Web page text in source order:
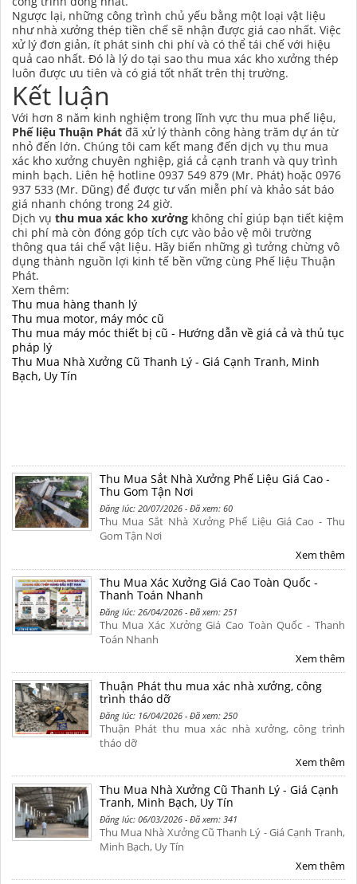
Ngược lại, những công trình chủ yếu bằng một loại vật liệu
như nhà xưởng thép tiền chế sẽ nhận được giá cao nhất. Việc
xử lý đơn giản, ít phát sinh chi phí và có thể tái chế với hiệu
quả cao nhất. Đó là lý do tại sao thu mua xác kho xưởng thép
luôn được ưu tiên và có giá tốt nhất trên thị trường.
Kết luận
Với hơn 8 năm kinh nghiệm trong lĩnh vực thu mua phế liệu,
Phế liệu Thuận Phát đã xử lý thành công hàng trăm dự án từ
nhỏ đến lớn. Chúng tôi cam kết mang đến dịch vụ thu mua
xác kho xưởng chuyên nghiệp, giá cả cạnh tranh và quy trình
minh bạch. Liên hệ hotline 0937 549 879 (Mr. Phát) hoặc 0976
937 533 (Mr. Dũng) để được tư vấn miễn phí và khảo sát báo
giá nhanh chóng trong 24 giờ.
Dịch vụ thu mua xác kho xưởng không chỉ giúp bạn tiết kiệm
chi phí mà còn đóng góp tích cực vào bảo vệ môi trường
thông qua tái chế vật liệu. Hãy biến những gì tưởng chừng vô
dụng thành nguồn lợi kinh tế bền vững cùng Phế liệu Thuận
Phát.
Xem thêm:
Thu mua hàng thanh lý
Thu mua motor, máy móc cũ
Thu mua máy móc thiết bị cũ - Hướng dẫn về giá cả và thủ tục
pháp lý
Thu Mua Nhà Xưởng Cũ Thanh Lý - Giá Cạnh Tranh, Minh
Bạch, Uy Tín
Thu Mua Sắt Nhà Xưởng Phế Liệu Giá Cao -
Thu Gom Tận Nơi
Đăng lúc: 20/07/2026 - Đã xem: 60
Thu Mua Sắt Nhà Xưởng Phế Liệu Giá Cao - Thu
Gom Tận Nơi
Xem thêm
Thu Mua Xác Xưởng Giá Cao Toàn Quốc -
Thanh Toán Nhanh
Đăng lúc: 26/04/2026 - Đã xem: 251
Thu Mua Xác Xưởng Giá Cao Toàn Quốc - Thanh
Toán Nhanh
Xem thêm
Thuận Phát thu mua xác nhà xưởng, công
trình tháo dỡ
Đăng lúc: 16/04/2026 - Đã xem: 250
Thuận Phát thu mua xác nhà xưởng, công trình
tháo dỡ
Xem thêm
Thu Mua Nhà Xưởng Cũ Thanh Lý - Giá Cạnh
Tranh, Minh Bạch, Uy Tín
Đăng lúc: 06/03/2026 - Đã xem: 341
Thu Mua Nhà Xưởng Cũ Thanh Lý - Giá Cạnh Tranh,
Minh Bạch, Uy Tín
Xem thêm